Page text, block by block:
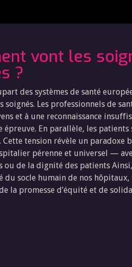
vont les
?
des systèmes de santé
Les professionnels de
et à une reconnaissance
En parallèle, les patients
Cette tension révèle un paradoxe
pérenne et universel —
ou de la dignité des patients
du socle humain de nos
la promesse d’équité et de